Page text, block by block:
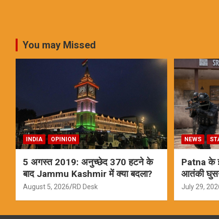
You may Missed
INDIA OPINION
5 अगस्त 2019: अनुच्छेद 370 हटने के
बाद Jammu Kashmir में क्या बदला?
August 5, 2026 RD Desk
NEWS
Patna के
आतंकी
ऑपरेशन;
July 29,